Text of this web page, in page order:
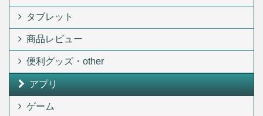
タブレット
商品レビュー
便利グッズ・other
アプリ
ゲーム